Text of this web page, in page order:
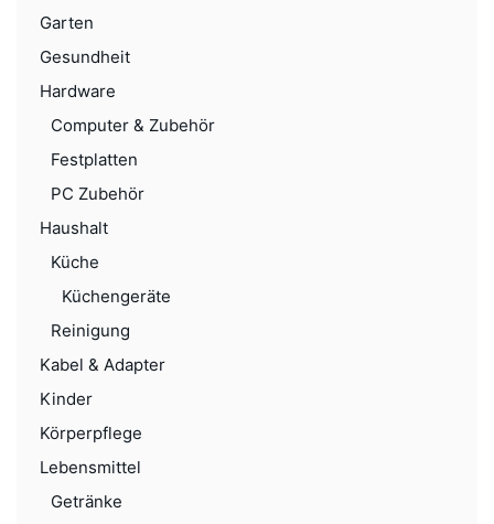
Garten
Gesundheit
Hardware
Computer & Zubehör
Festplatten
PC Zubehör
Haushalt
Küche
Küchengeräte
Reinigung
Kabel & Adapter
Kinder
Körperpflege
Lebensmittel
Getränke